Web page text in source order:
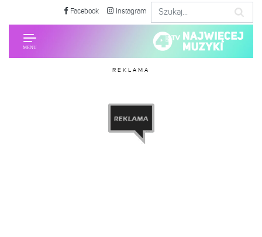
Facebook Instagram
REKLAMA